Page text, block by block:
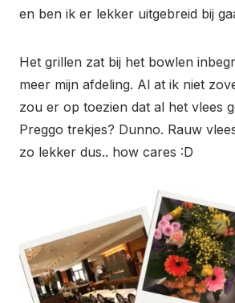
en ben ik er lekker uitgebreid bij
Het grillen zat bij het bowlen
meer mijn afdeling. Al at ik niet
zou er op toezien dat al het vlees
Preggo trekjes? Dunno. Rauw
zo lekker dus.. how cares :D